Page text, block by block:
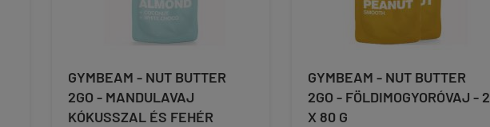
GYMBEAM - NUT BUTTER
2GO - MANDULAVAJ
KÓKUSSZAL ÉS FEHÉR
GYMBEAM - NUT BUTTER
2GO - FÖLDIMOGYORÓVAJ - 2
X 80 G